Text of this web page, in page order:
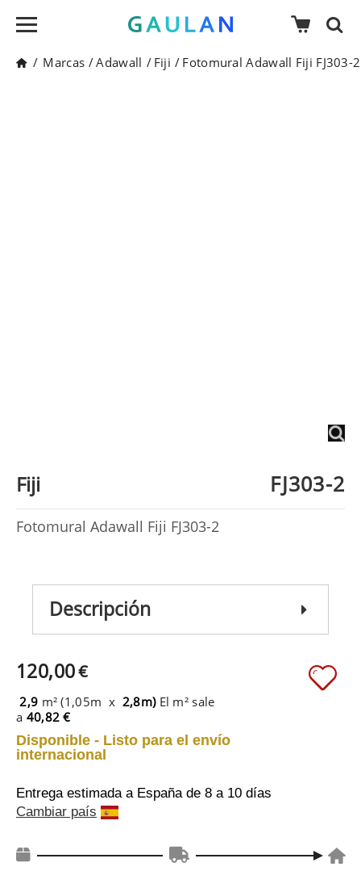
/ Marcas /Adawall / Fiji / Fotomural Adawall Fiji FJ303-2
Fiji FJ303-2
Fotomural Adawall Fiji FJ303-2
Descripción
120,00€
2,9 m² (1,05m x 2,8m) El m² sale
a 40,82 €
Disponible - Listo para el envío
internacional
Entrega estimada a España de 8 a 10 días
Cambiar país